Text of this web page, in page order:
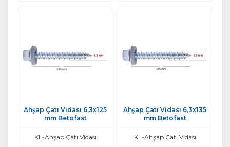
Ahşap Çatı Vidası 6,3x125
mm Betofast
KL-Ahşap Çatı Vidası
Ahşap Çatı Vidası 6,3x135
mm Betofast
KL-Ahşap Çatı Vidası